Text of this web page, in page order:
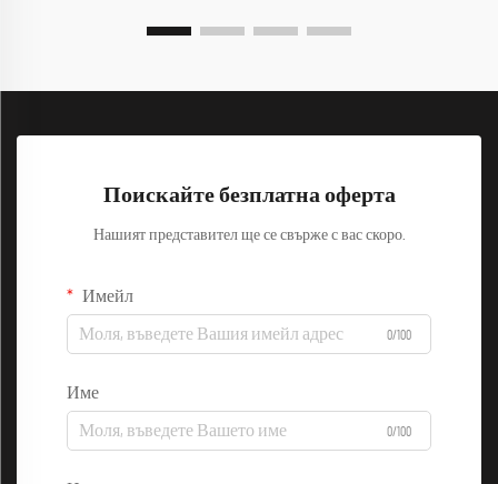
Поискайте безплатна оферта
Нашият представител ще се свърже с вас скоро.
Имейл
0/100
Име
0/100